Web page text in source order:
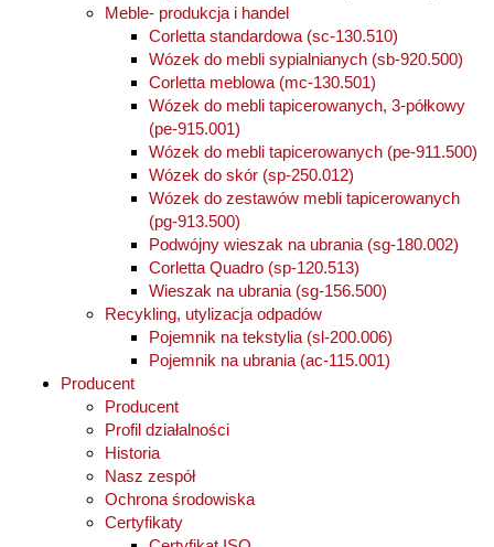
Meble- produkcja i handel
Corletta standardowa (sc-130.510)
Wózek do mebli sypialnianych (sb-920.500)
Corletta meblowa (mc-130.501)
Wózek do mebli tapicerowanych, 3-półkowy
(pe-915.001)
Wózek do mebli tapicerowanych (pe-911.500)
Wózek do skór (sp-250.012)
Wózek do zestawów mebli tapicerowanych
(pg-913.500)
Podwójny wieszak na ubrania (sg-180.002)
Corletta Quadro (sp-120.513)
Wieszak na ubrania (sg-156.500)
Recykling, utylizacja odpadów
Pojemnik na tekstylia (sl-200.006)
Pojemnik na ubrania (ac-115.001)
Producent
Producent
Profil działalności
Historia
Nasz zespół
Ochrona środowiska
Certyfikaty